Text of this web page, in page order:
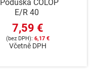
Poduška COLOP
E/R 40
7,59 €
6,17 €
Včetně DPH